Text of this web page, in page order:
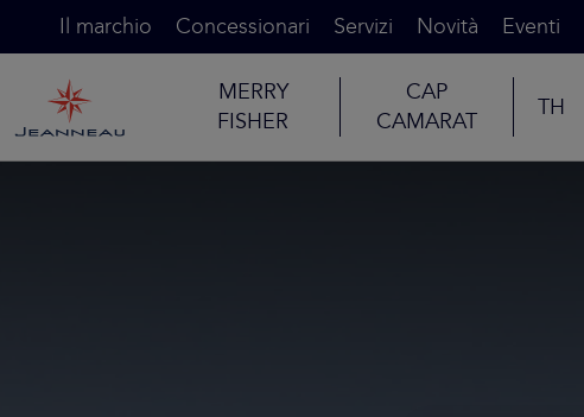
Il marchio Concessionari Servizi Novità Eventi
MERRY
FISHER
CAP
CAMARAT
TH